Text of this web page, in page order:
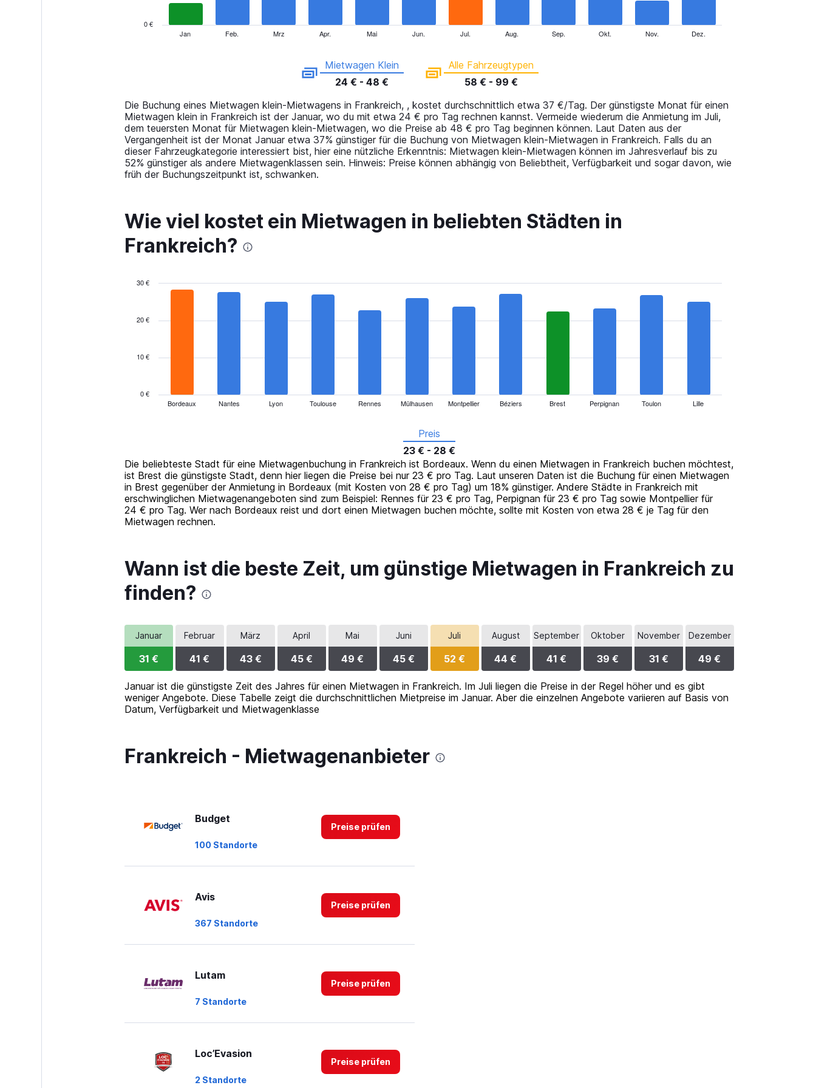
has
14
categories.
The
chart
has
1
Y
Range:
0
to
120.
Jan Feb. Mrz Apr. Mai Jun. Jul. Aug. Sep. Okt. Nov. Dez.
0 €
Mietwagen Klein
24 € - 48 €
Alle Fahrzeugtypen
58 € - 99 €
Die Buchung eines Mietwagen klein-Mietwagens in Frankreich, , kostet durchschnittlich etwa 37 €/Tag. Der günstigste Monat für einen
Mietwagen klein in Frankreich ist der Januar, wo du mit etwa 24 € pro Tag rechnen kannst. Vermeide wiederum die Anmietung im Juli,
dem teuersten Monat für Mietwagen klein-Mietwagen, wo die Preise ab 48 € pro Tag beginnen können. Laut Daten aus der
Vergangenheit ist der Monat Januar etwa 37% günstiger für die Buchung von Mietwagen klein-Mietwagen in Frankreich. Falls du an
dieser Fahrzeugkategorie interessiert bist, hier eine nützliche Erkenntnis: Mietwagen klein-Mietwagen können im Jahresverlauf bis zu
52% günstiger als andere Mietwagenklassen sein. Hinweis: Preise können abhängig von Beliebtheit, Verfügbarkeit und sogar davon, wie
früh der Buchungszeitpunkt ist, schwanken.
Wie viel kostet ein Mietwagen in beliebten Städten in
Frankreich?
14
The
14
categories.
The
chart
has
1
values.
Range:
0
to
Bordeaux Nantes Lyon Toulouse Rennes Mülhausen Montpellier Béziers Brest Perpignan Toulon Lille
0 €
10 €
20 €
30 €
Preis
23 € - 28 €
Die beliebteste Stadt für eine Mietwagenbuchung in Frankreich ist Bordeaux. Wenn du einen Mietwagen in Frankreich buchen möchtest,
ist Brest die günstigste Stadt, denn hier liegen die Preise bei nur 23 € pro Tag. Laut unseren Daten ist die Buchung für einen Mietwagen
in Brest gegenüber der Anmietung in Bordeaux (mit Kosten von 28 € pro Tag) um 18% günstiger. Andere Städte in Frankreich mit
erschwinglichen Mietwagenangeboten sind zum Beispiel: Rennes für 23 € pro Tag, Perpignan für 23 € pro Tag sowie Montpellier für
24 € pro Tag. Wer nach Bordeaux reist und dort einen Mietwagen buchen möchte, sollte mit Kosten von etwa 28 € je Tag für den
Mietwagen rechnen.
Wann ist die beste Zeit, um günstige Mietwagen in Frankreich zu
finden?
Januar
31 €
Februar
41 €
März
43 €
April
45 €
Mai
49 €
Juni
45 €
Juli
52 €
August
44 €
September
41 €
Oktober
39 €
November
31 €
Dezember
49 €
Januar ist die günstigste Zeit des Jahres für einen Mietwagen in Frankreich. Im Juli liegen die Preise in der Regel höher und es gibt
weniger Angebote. Diese Tabelle zeigt die durchschnittlichen Mietpreise im Januar. Aber die einzelnen Angebote variieren auf Basis von
Datum, Verfügbarkeit und Mietwagenklasse
Frankreich - Mietwagenanbieter
Budget
100 Standorte
Preise prüfen
Avis
367 Standorte
Preise prüfen
Lutam
7 Standorte
Preise prüfen
Loc’Evasion
2 Standorte
Preise prüfen